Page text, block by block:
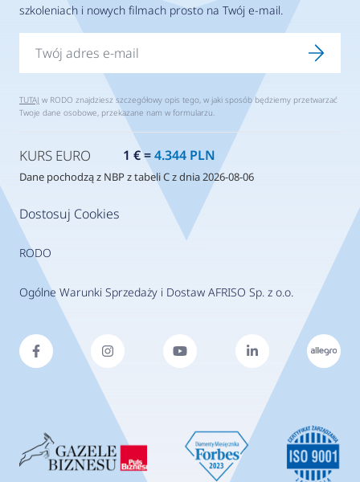
Dostosuj Cookies
RODO
Ogólne Warunki Sprzedaży i Dostaw AFRISO Sp. z o.o.
szkoleniach i nowych filmach prosto na Twój e-mail.
TUTAJ w RODO znajdziesz szczegółowy opis tego, w jaki sposób będziemy przetwarzać
Twoje dane osobowe, przekazane nam w formularzu.
KURS EURO 1 € =4.344 PLN
Dane pochodzą z NBP z tabeli C z dnia 2026-08-06